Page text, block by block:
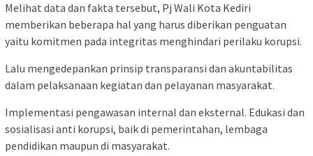
Melihat data dan fakta tersebut, Pj Wali Kota Kediri
memberikan beberapa hal yang harus diberikan penguatan
yaitu komitmen pada integritas menghindari perilaku korupsi.
Lalu mengedepankan prinsip transparansi dan akuntabilitas
dalam pelaksanaan kegiatan dan pelayanan masyarakat.
Implementasi pengawasan internal dan eksternal. Edukasi dan
sosialisasi anti korupsi, baik di pemerintahan, lembaga
pendidikan maupun di masyarakat.